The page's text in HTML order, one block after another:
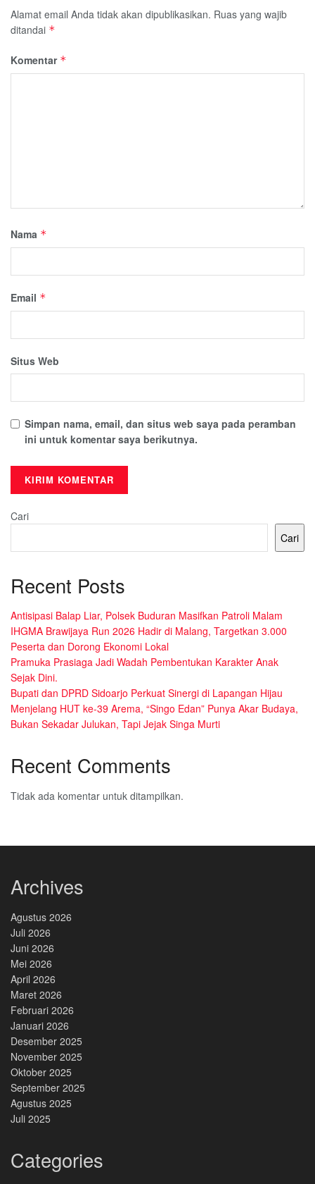
Alamat email Anda tidak akan dipublikasikan. Ruas yang wajib
ditandai *
Komentar *
Nama *
Email *
Situs Web
Simpan nama, email, dan situs web saya pada peramban
ini untuk komentar saya berikutnya.
Cari
Cari
Recent Posts
Antisipasi Balap Liar, Polsek Buduran Masifkan Patroli Malam
IHGMA Brawijaya Run 2026 Hadir di Malang, Targetkan 3.000
Peserta dan Dorong Ekonomi Lokal
Pramuka Prasiaga Jadi Wadah Pembentukan Karakter Anak
Sejak Dini.
Bupati dan DPRD Sidoarjo Perkuat Sinergi di Lapangan Hijau
Menjelang HUT ke-39 Arema, “Singo Edan” Punya Akar Budaya,
Bukan Sekadar Julukan, Tapi Jejak Singa Murti
Recent Comments
Tidak ada komentar untuk ditampilkan.
Archives
Agustus 2026
Juli 2026
Juni 2026
Mei 2026
April 2026
Maret 2026
Februari 2026
Januari 2026
Desember 2025
November 2025
Oktober 2025
September 2025
Agustus 2025
Juli 2025
Categories